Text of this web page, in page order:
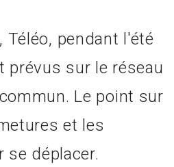
Téléo, pendant l'été
prévus sur le réseau
Le point sur
et les
se déplacer.